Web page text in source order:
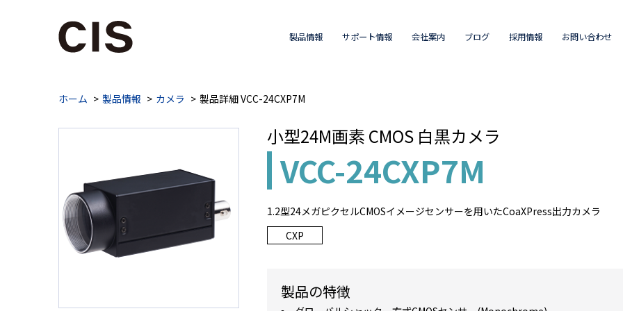
製品情報 サポート情報 会社案内 ブログ 採用情報 お問い合わせ
ホーム 製品情報 カメラ 製品詳細 VCC-24CXP7M
小型24M画素 CMOS 白黒カメラ
VCC-24CXP7M
1.2型24メガピクセルCMOSイメージセンサーを用いたCoaXPress出力カメラ
CXP
製品の特徴